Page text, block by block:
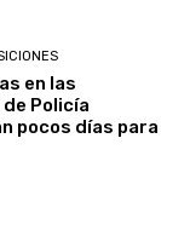
en las
Policía
pocos días para